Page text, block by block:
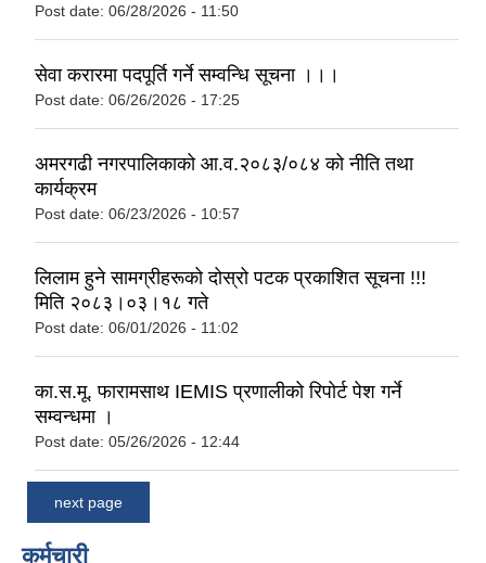
Post date: 06/28/2026 - 11:50
सेवा करारमा पदपूर्ति गर्ने सम्वन्धि सूचना ।।।
Post date: 06/26/2026 - 17:25
अमरगढी नगरपालिकाको आ.व.२०८३/०८४ को नीति तथा
कार्यक्रम
Post date: 06/23/2026 - 10:57
लिलाम हुने सामग्रीहरूको दोस्रो पटक प्रकाशित सूचना !!!
मिति २०८३।०३।१८ गते
Post date: 06/01/2026 - 11:02
का.स.मू. फारामसाथ IEMIS प्रणालीको रिपोर्ट पेश गर्ने
सम्वन्धमा ।
Post date: 05/26/2026 - 12:44
next page
कर्मचारी